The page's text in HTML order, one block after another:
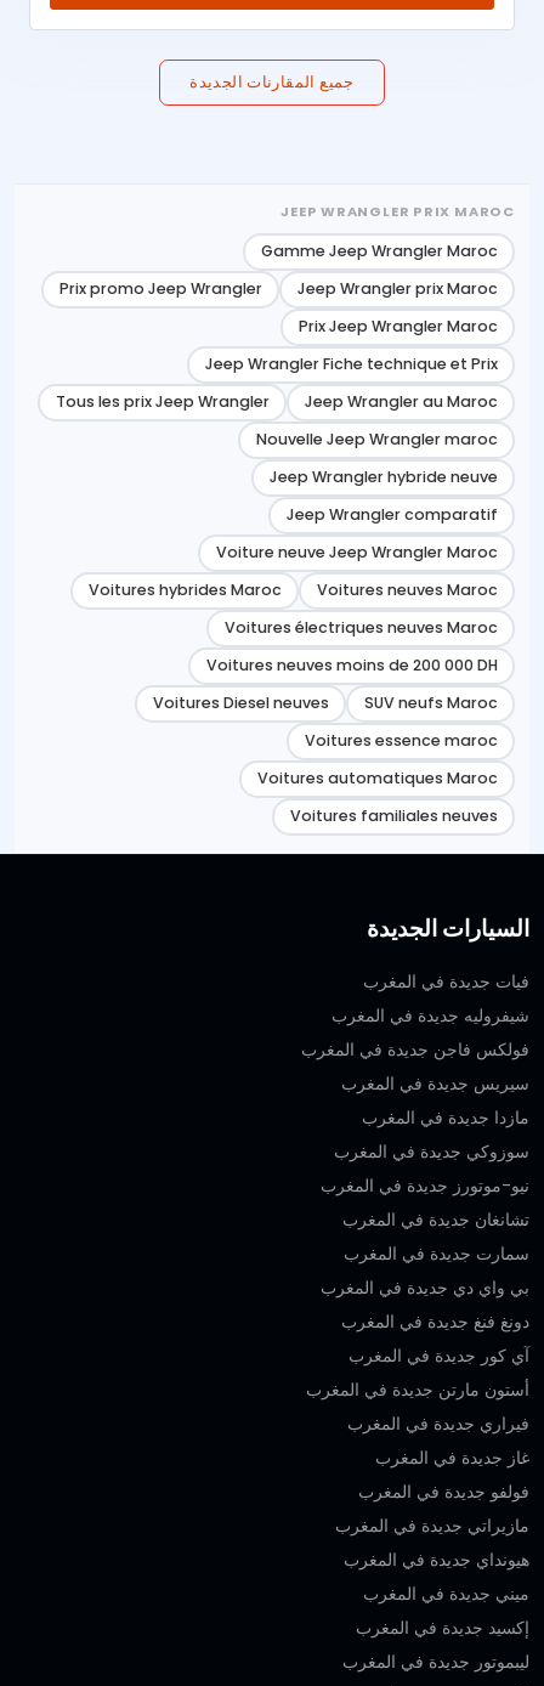
جميع المقارنات الجديدة
JEEP WRANGLER PRIX MAROC
Gamme Jeep Wrangler Maroc
Jeep Wrangler prix Maroc
Prix promo Jeep Wrangler
Prix Jeep Wrangler Maroc
Jeep Wrangler Fiche technique et Prix
Jeep Wrangler au Maroc
Tous les prix Jeep Wrangler
Nouvelle Jeep Wrangler maroc
Jeep Wrangler hybride neuve
Jeep Wrangler comparatif
Voiture neuve Jeep Wrangler Maroc
Voitures neuves Maroc
Voitures hybrides Maroc
Voitures électriques neuves Maroc
Voitures neuves moins de 200 000 DH
SUV neufs Maroc
Voitures Diesel neuves
Voitures essence maroc
Voitures automatiques Maroc
Voitures familiales neuves
السيارات الجديدة
فيات جديدة في المغرب
شيفروليه جديدة في المغرب
فولكس فاجن جديدة في المغرب
سيريس جديدة في المغرب
مازدا جديدة في المغرب
سوزوكي جديدة في المغرب
نيو-موتورز جديدة في المغرب
تشانغان جديدة في المغرب
سمارت جديدة في المغرب
بي واي دي جديدة في المغرب
دونغ فنغ جديدة في المغرب
آي كور جديدة في المغرب
أستون مارتن جديدة في المغرب
فيراري جديدة في المغرب
غاز جديدة في المغرب
فولفو جديدة في المغرب
مازيراتي جديدة في المغرب
هيونداي جديدة في المغرب
ميني جديدة في المغرب
إكسيد جديدة في المغرب
ليبموتور جديدة في المغرب